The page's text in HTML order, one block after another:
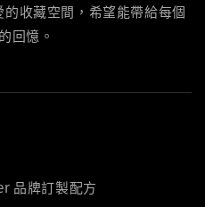
收藏空間，希望能帶給每個
回憶。
品牌訂製配方